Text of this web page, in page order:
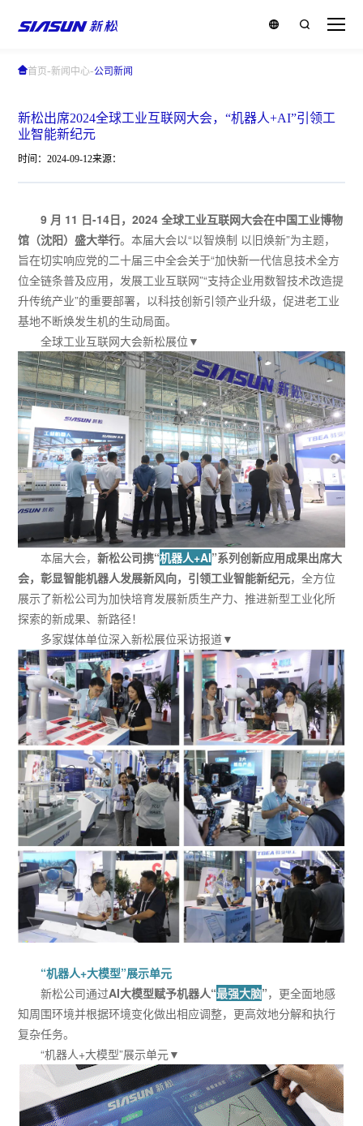
首页-新闻中心-公司新闻
新松出席2024全球工业互联网大会，“机器人+AI”引领工
业智能新纪元
时间：2024-09-12来源：
9 月 11 日-14日，2024 全球工业互联网大会在中国工业博物
馆（沈阳）盛大举行。本届大会以“以智焕制 以旧焕新”为主题，
旨在切实响应党的二十届三中全会关于“加快新一代信息技术全方
位全链条普及应用，发展工业互联网”“支持企业用数智技术改造提
升传统产业”的重要部署，以科技创新引领产业升级，促进老工业
基地不断焕发生机的生动局面。
全球工业互联网大会新松展位▼
本届大会，新松公司携“机器人+AI”系列创新应用成果出席大
会，彰显智能机器人发展新风向，引领工业智能新纪元，全方位
展示了新松公司为加快培育发展新质生产力、推进新型工业化所
探索的新成果、新路径！
多家媒体单位深入新松展位采访报道▼
“机器人+大模型”展示单元
新松公司通过AI大模型赋予机器人“最强大脑”，更全面地感
知周围环境并根据环境变化做出相应调整，更高效地分解和执行
复杂任务。
“机器人+大模型”展示单元▼